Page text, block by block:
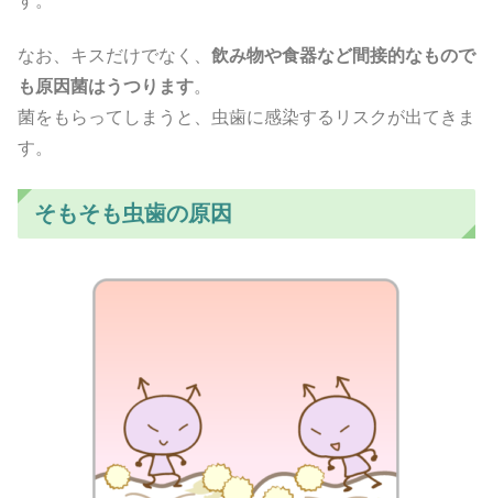
なお、キスだけでなく、 飲み物や食器など間接的なもので
も原因菌はうつります。
菌をもらってしまうと、虫歯に感染するリスクが出てきま
す。
そもそも虫歯の原因